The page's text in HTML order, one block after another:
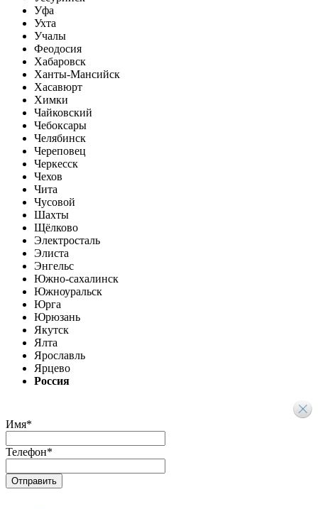
Уфа
Ухта
Учалы
Феодосия
Хабаровск
Ханты-Мансийск
Хасавюрт
Химки
Чайковский
Чебоксары
Челябинск
Череповец
Черкесск
Чехов
Чита
Чусовой
Шахты
Щёлково
Электросталь
Элиста
Энгельс
Южно-сахалинск
Южноуральск
Юрга
Юрюзань
Якутск
Ялта
Ярославль
Ярцево
Россия
Имя*
Телефон*